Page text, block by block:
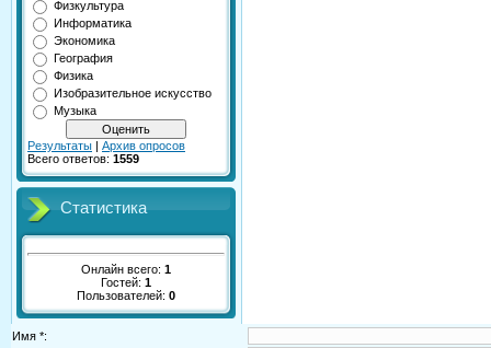
Физкультура
Информатика
Экономика
География
Физика
Изобразительное искусство
Музыка
Результаты | Архив опросов
Всего ответов: 1559
Статистика
Онлайн всего: 1
Гостей: 1
Пользователей: 0
Имя *: